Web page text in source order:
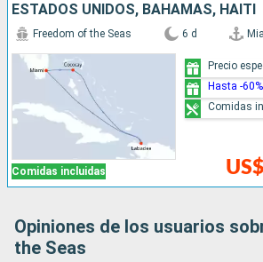
ESTADOS UNIDOS, BAHAMAS, HAITI
Comidas incluidas
Freedom of the Seas 6 d
Precio
Hasta -
Comidas
Opiniones de los usuarios
the Seas